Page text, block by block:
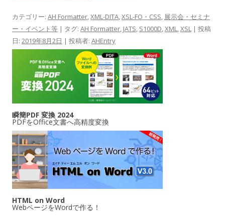
カテゴリー: AH Formatter XML-DITA XSL-FO・CSS 展示会・セミナ
ー・イベント等 | タグ: AH Formatter JATS S1000D XML XSL | 投稿
日: 2019年8月2日 | 投稿者: AHEntry
瞬簡PDF 変換 2024
PDFをOffice文書へ高精度変換
HTML on Word
WebページをWordで作る！